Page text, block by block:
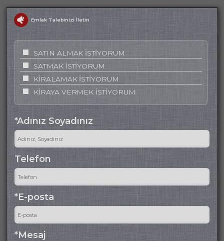
Emlak Talebinizi İletin
SATIN ALMAK İSTİYORUM
SATMAK İSTİYORUM
KİRALAMAK İSTİYORUM
KİRAYA VERMEK İSTİYORUM
*Adınız Soyadınız
Telefon
*E-posta
*Mesaj